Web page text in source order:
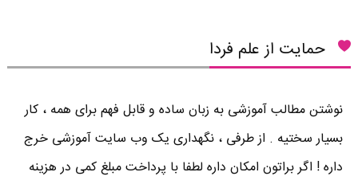
حمایت از علم فردا
نوشتن مطالب آموزشی به زبان ساده و قابل فهم برای همه ، کار
بسیار سختیه . از طرفی ، نگهداری یک وب سایت آموزشی خرج
داره ! اگر براتون امکان داره لطفا با پرداخت مبلغ کمی در هزینه